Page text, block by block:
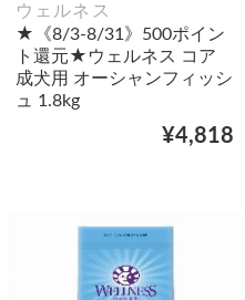
ウェルネス
★《8/3-8/31》500ポイン
ト還元★ウェルネス コア
成犬用 オーシャンフィッシ
ュ 1.8kg
¥4,818